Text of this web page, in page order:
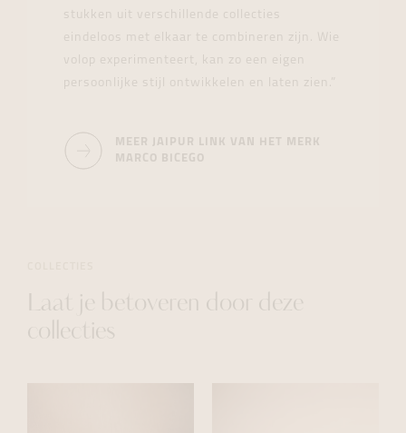
stukken uit verschillende collecties
eindeloos met elkaar te combineren zijn. Wie
volop experimenteert, kan zo een eigen
persoonlijke stijl ontwikkelen en laten zien.”
MEER JAIPUR LINK VAN HET MERK
MARCO BICEGO
Laat je betoveren door deze
collecties